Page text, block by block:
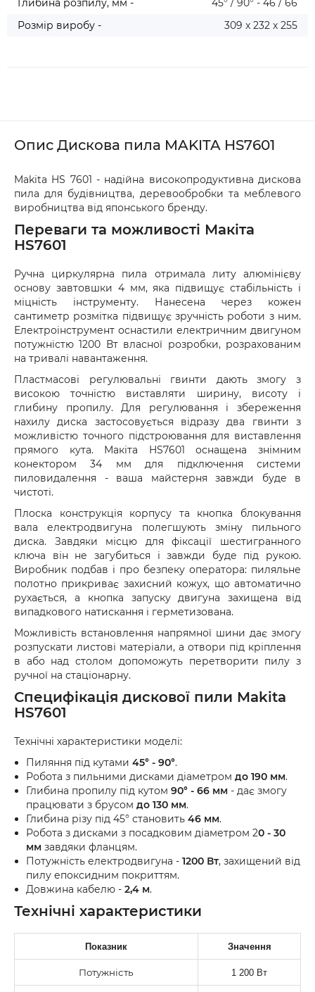
або товар мають пошкодження, обов’язково
оформіть акт разом із працівником служби
Глибина розпилу, мм -
45° / 90° - 46 / 66
Розмір виробу -
309 x 232 x 255
Опис Дискова пила MAKITA HS7601
Makita HS 7601 - надійна високопродуктивна дискова
пила для будівництва, деревообробки та меблевого
виробництва від японського бренду.
Переваги та можливості Макіта
HS7601
Ручна циркулярна пила отримала литу алюмінієву
основу завтовшки 4 мм, яка підвищує стабільність і
міцність інструменту. Нанесена через кожен
сантиметр розмітка підвищує зручність роботи з ним.
Електроінструмент оснастили електричним двигуном
потужністю 1200 Вт власної розробки, розрахованим
на тривалі навантаження.
Пластмасові регулювальні гвинти дають змогу з
високою точністю виставляти ширину, висоту і
глибину пропилу. Для регулювання і збереження
нахилу диска застосовується відразу два гвинти з
можливістю точного підстроювання для виставлення
прямого кута. Макіта HS7601 оснащена знімним
конектором 34 мм для підключення системи
пиловидалення - ваша майстерня завжди буде в
чистоті.
Плоска конструкція корпусу та кнопка блокування
вала електродвигуна полегшують зміну пильного
диска. Завдяки місцю для фіксації шестигранного
ключа він не загубиться і завжди буде під рукою.
Виробник подбав і про безпеку оператора: пиляльне
полотно прикриває захисний кожух, що автоматично
рухається, а кнопка запуску двигуна захищена від
випадкового натискання і герметизована.
Можливість встановлення напрямної шини дає змогу
розпускати листові матеріали, а отвори під кріплення
в або над столом допоможуть перетворити пилу з
ручної на стаціонарну.
Специфікація дискової пили Makita
HS7601
Технічні характеристики моделі:
Пиляння під кутами 45° - 90°.
Робота з пильними дисками діаметром до 190 мм.
Глибина пропилу під кутом 90° - 66 мм - дає змогу
працювати з брусом до 130 мм.
Глибина різу під 45° становить 46 мм.
Робота з дисками з посадковим діаметром 20 - 30
мм завдяки фланцям.
Потужність електродвигуна - 1200 Вт, захищений від
пилу епоксидним покриттям.
Довжина кабелю - 2,4 м.
Технічні характеристики
Показник Значення
Потужність 1 200 Вт